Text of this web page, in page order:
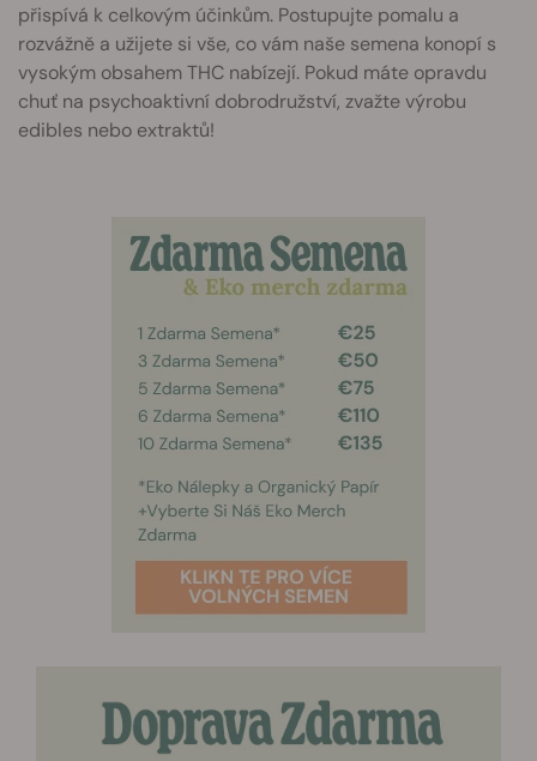
přispívá k celkovým účinkům. Postupujte pomalu a
rozvážně a užijete si vše, co vám naše semena konopí s
vysokým obsahem THC nabízejí. Pokud máte opravdu
chuť na psychoaktivní dobrodružství, zvažte výrobu
edibles nebo extraktů!